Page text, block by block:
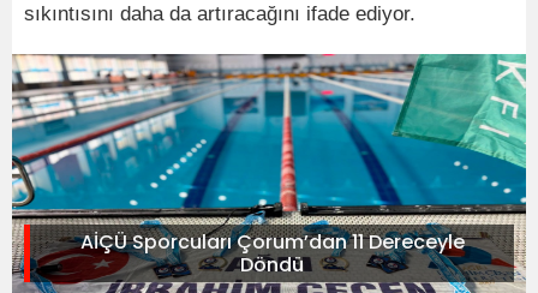
sıkıntısını daha da artıracağını ifade ediyor.
AİÇÜ Sporcuları Çorum’dan 11 Dereceyle
Döndü